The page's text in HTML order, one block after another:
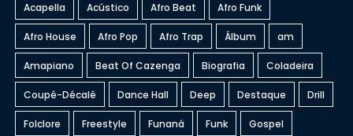
Acapella Acústico Afro Beat Afro Funk
Afro House Afro Pop Afro Trap Álbum am
Amapiano Beat Of Cazenga Biografia Coladeira
Coupé-Décalé Dance Hall Deep Destaque Drill
Folclore Freestyle Funaná Funk Gospel